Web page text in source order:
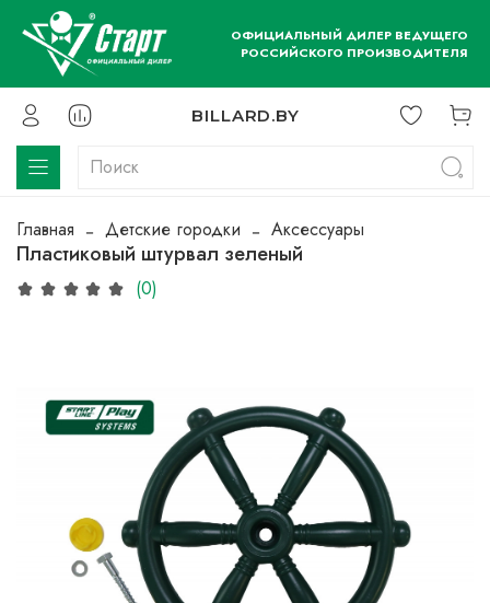
ОФИЦИАЛЬНЫЙ ДИЛЕР ВЕДУЩЕГО
РОССИЙСКОГО ПРОИЗВОДИТЕЛЯ
BILLARD.BY
Главная Детские городки Аксессуары
Пластиковый штурвал зеленый
(0)